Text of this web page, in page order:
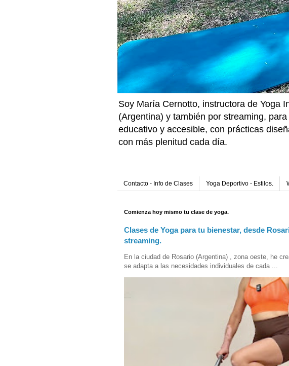
Soy María Cernotto, instructora de Yoga
(Argentina) y también por streaming,
educativo y accesible, con prácticas
con más plenitud cada día.
Contacto - Info de Clases Yoga Deportivo - Estilos.
Comienza hoy mismo tu clase de yoga.
Clases de Yoga para tu bienestar, desde
streaming.
En la ciudad de Rosario (Argentina) , zona oeste, he
se adapta a las necesidades individuales de cada ...